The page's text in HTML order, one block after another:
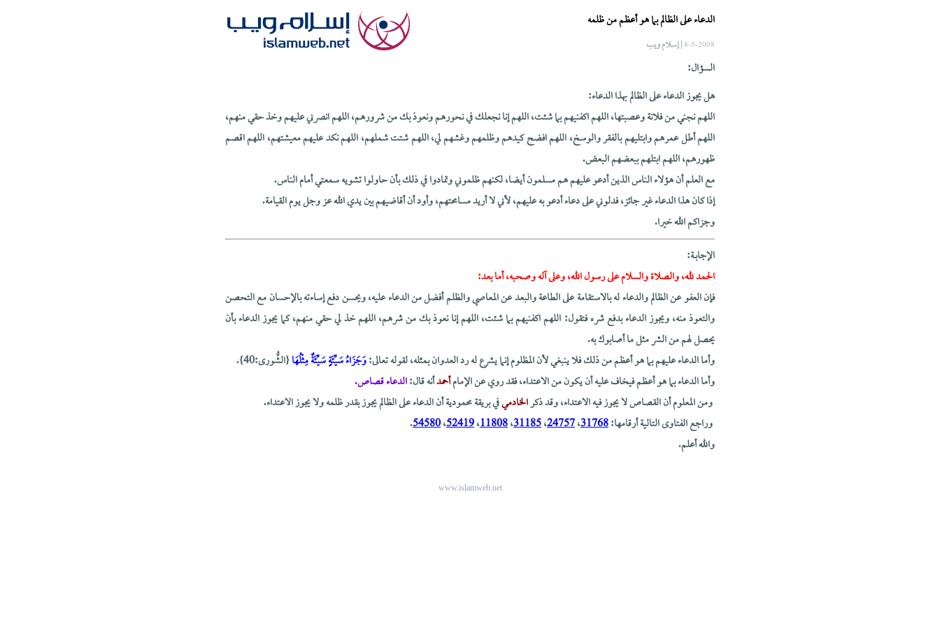
الدعاء على الظالم بما هو أعظم من ظلمه
8-5-2008| إسلام ويب
السؤال:
هل يجوز الدعاء على الظالم بهذا الدعاء:
اللهم نجني من فلانة وعصبتها، اللهم اكفنيهم بما شئت، اللهم إنا نجعلك في نحورهم ونعوذ بك من شرورهم، اللهم انصرني عليهم وخذ حقي منهم،
اللهم أطل عمرهم وابتليهم بالفقر والوسخ، اللهم افضح كيدهم وظلمهم وغشهم لي، اللهم شتت شملهم، اللهم نكد عليهم معيشتهم، اللهم اقصم
ظهورهم، اللهم ابتلهم ببعضهم البعض.
مع العلم أن هؤلاء الناس الذين أدعو عليهم هم مسلمون أيضا، لكنهم ظلموني وتمادوا في ذلك بأن حاولوا تشويه سمعتي أمام الناس.
إذا كان هذا الدعاء غير جائز، فدلوني على دعاء أدعو به عليهم، لأني لا أريد مسامحتهم، وأود أن أقاضيهم بين يدي الله عز وجل يوم القيامة.
وجزاكم الله خيرا.
الإجابــة:
الحمد لله، والصلاة والسلام على رسول الله، وعلى آله وصحبه، أما بعد:
فإن العفو عن الظالم والدعاء له بالاستقامة على الطاعة والبعد عن المعاصي والظلم أفضل من الدعاء عليه، ويحسن دفع إساءته بالإحسان مع التحصن
والتعوذ منه، ويجوز الدعاء بدفع شره فتقول: اللهم اكفنيهم بما شئت، اللهم إنا نعوذ بك من شرهم، اللهم خذ لي حقي منهم، كما يجوز الدعاء بأن
يحصل لهم من الشر مثل ما أصابوك به.
وأما الدعاء عليهم بما هو أعظم من ذلك فلا ينبغي لأن المظلوم إنما يشرع له رد العدوان بمثله، لقوله تعالى:وَجَزَاءُ سَيِّئَةٍ سَيِّئَةٌ مِثْلُهَا{الشُّورى:40}.
وأما الدعاء بما هو أعظم فيخاف عليه أن يكون من الاعتداء، فقد روي عن الإمامأحمدأنه قال:الدعاء قصاص.
ومن المعلوم أن القصاص لا يجوز فيه الاعتداء، وقد ذكرالخادميفي بريقة محمودية أن الدعاء على الظالم يجوز بقدر ظلمه ولا يجوز الاعتداء.
وراجع الفتاوى التالية أرقامها:31768،24757،31185،11808،52419،54580
.
والله أعلم.
www.islamweb.net